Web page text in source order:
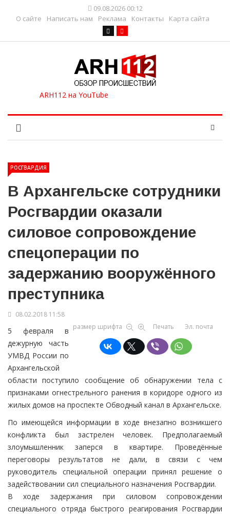
09.08.2026 00:12
О сайте
Написать нам Реклама Контакты Карта сайта
РОСГВАРДИЯ
В Архангельске сотрудники
Росгвардии оказали
силовое сопровождение
спецоперации по
задержанию вооружённого
преступника
08.02.2018 11:58
размер шрифта
Печать Эл. почта
5 февраля в
дежурную часть
УМВД России по
Архангельской
области поступило сообщение об обнаружении тела с
признаками огнестрельного ранения в коридоре одного из
жилых домов на проспекте Обводный канал в Архангельске.
По имеющейся информации в ходе внезапно возникшего
конфликта был застрелен человек. Предполагаемый
злоумышленник заперся в квартире. Проведённые
переговоры результатов не дали, в связи с чем
руководитель специальной операции принял решение о
задействовании сил специального назначения Росгвардии.
В ходе задержания при силовом сопровождении
специального отряда быстрого реагирования Росгвардии